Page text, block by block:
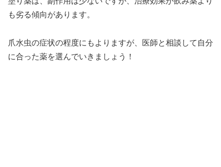
も劣る傾向があります。
爪水虫の症状の程度にもよりますが、医師と相談して自分
に合った薬を選んでいきましょう！